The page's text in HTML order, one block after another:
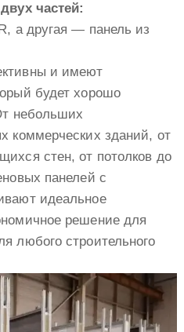
частей:
а другая — панель из
и имеют
будет хорошо
небольших
коммерческих зданий, от
стен, от потолков до
панелей с
идеальное
решение для
любого строительного